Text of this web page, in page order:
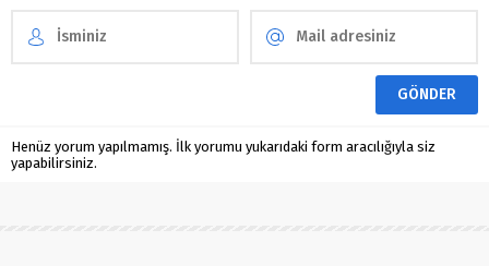
Henüz yorum yapılmamış. İlk yorumu yukarıdaki form aracılığıyla siz
yapabilirsiniz.